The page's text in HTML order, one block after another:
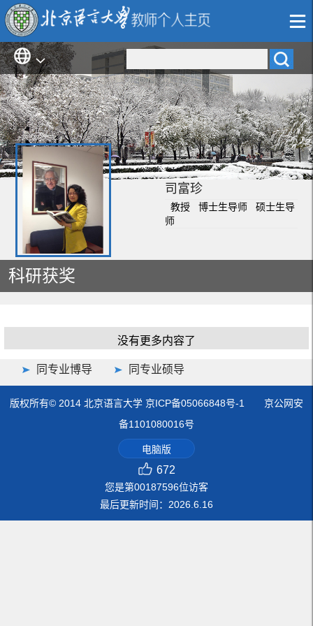
司富珍
教授 博士生导师 硕士生导
师
科研获奖
没有更多内容了
同专业博导 同专业硕导
版权所有© 2014 北京语言大学 京ICP备05066848号-1 京公网安
备1101080016号
电脑版
672
您是第00187596位访客
最后更新时间： 2026 6 16